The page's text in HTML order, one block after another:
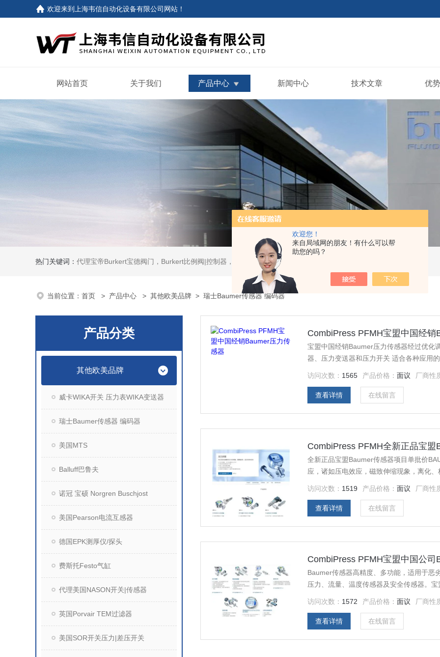
欢迎您！
来自局域网的朋友！有什么可以帮
助您的吗？
欢迎来到 上海韦信自动化设备有限公司网站 ！
网站首页 关于我们 产品中心 新闻中心 技术文章 优
热门关键词： 代理宝帝Burkert宝德阀门，Burkert比例阀|控制器，Burkert流量计，Burkert质量流量控制器，ATOS液压阀，贺德克HYDAC传感器，ASCO电磁阀，ASCO阀门，REXROTH力士乐阀泵，安沃驰Aventics电磁阀|气缸，Samson萨姆森定位器
当前位置： 首页 > 产品中心 > 其他欧美品牌 > 瑞士Baumer传感器 编码器
产品分类
其他欧美品牌
威卡WIKA开关 压力表WIKA变送器
瑞士Baumer传感器 编码器
美国MTS
Balluff巴鲁夫
诺冠 宝硕 Norgren Buschjost
美国Pearson电流互感器
德国EPK测厚仪/探头
费斯托Festo气缸
代理美国NASON开关|传感器
英国Porvair TEM过滤器
美国SOR开关压力|差压开关
CombiPress PFMH宝盟中国经销
宝盟中国经销Baumer压力传感器经过优化
器、压力变送器和压力开关 适合各种应用
访问次数： 1565 产品价格：面议 厂商性
查看详情 在线留言
CombiPress PFMH全新正品宝
全新正品宝盟Baumer传感器项目单批价
应，诸如压电效应，磁致伸缩现象，离化
访问次数： 1519 产品价格：面议 厂商性
查看详情 在线留言
CombiPress PFMH宝盟中国公司
Baumer传感器高精度、多功能，适用于恶
压力、流量、温度传感器及安全传感器。
访问次数： 1572 产品价格：面议 厂商性
查看详情 在线留言